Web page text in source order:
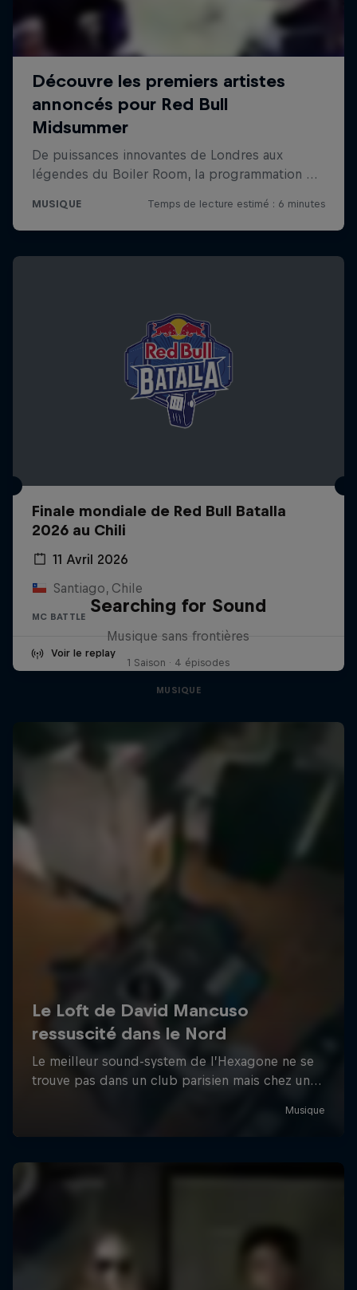
Finale mondiale de Red Bull Batalla
2026 au Chili
11 Avril 2026
Santiago, Chile
MC BATTLE
Voir le replay
Searching for Sound
Musique sans frontières
1 Saison · 4 épisodes
MUSIQUE